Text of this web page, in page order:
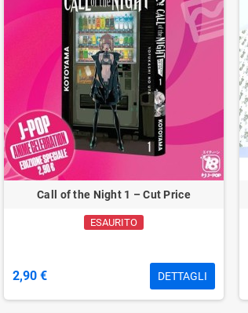
Call of the Night 1 – Cut Price
ESAURITO
2,90 € DETTAGLI